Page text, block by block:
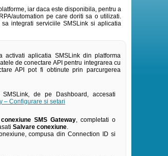
iar daca este disponibila, pentru a
automation pe care doriti sa o utilizati.
integrati serviciile SMSLink si aplicatia
activati aplicatia SMSLink din platforma
de conectare API pentru integrarea cu
API pot fi obtinute prin parcurgerea
de pe Dashboard, accesati
– Configurare si setari
SMS Gateway, completati o
Salvare conexiune.
compusa din Connection ID si